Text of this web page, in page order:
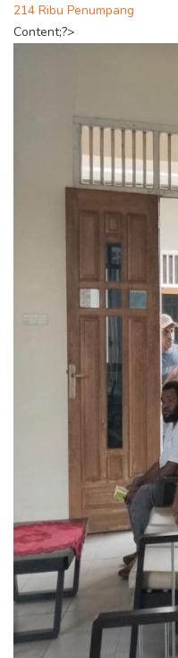
214 Ribu Penumpang
Content;?>